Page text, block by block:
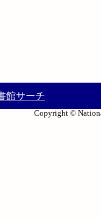
館サーチ
Copyright ©